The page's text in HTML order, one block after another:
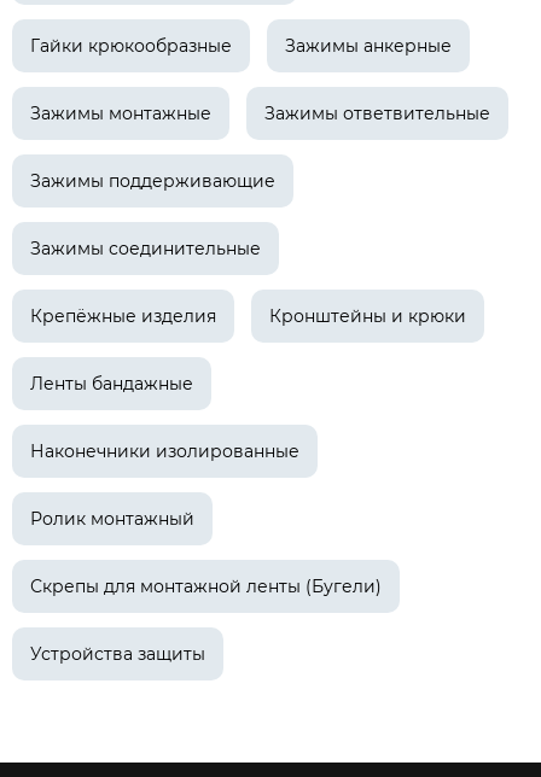
Гайки крюкообразные Зажимы анкерные
Зажимы монтажные Зажимы ответвительные
Зажимы поддерживающие
Зажимы соединительные
Крепёжные изделия Кронштейны и крюки
Ленты бандажные
Наконечники изолированные
Ролик монтажный
Скрепы для монтажной ленты (Бугели)
Устройства защиты